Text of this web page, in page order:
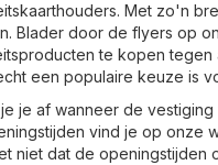
Met zo'n
Blader door de flyers op
te kopen tegen
een populaire keuze is
je af wanneer de
vind je op onze
niet dat de openingstijden